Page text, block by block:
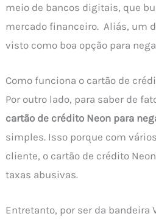
meio de bancos digitais, que
mercado financeiro. Aliás, um
visto como boa opção para
Como funciona o cartão de
Por outro lado, para saber de
cartão de crédito Neon para
simples. Isso porque com
cliente, o cartão de crédito
taxas abusivas.
Entretanto, por ser da bandeira